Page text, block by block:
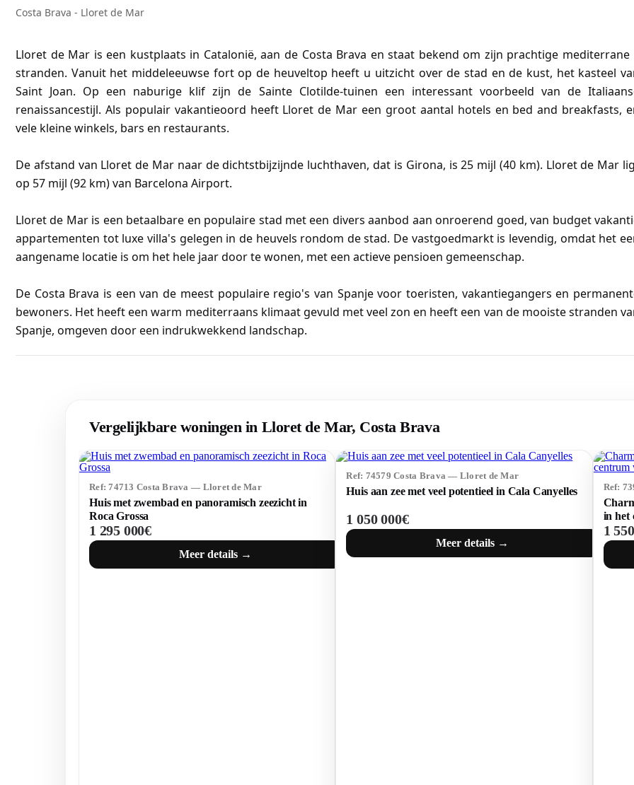
Costa Brava - Lloret de Mar
Lloret de Mar is een kustplaats in Catalonië, aan de Costa Brava en staat bekend om zijn prachtige mediterrane
stranden. Vanuit het middeleeuwse fort op de heuveltop heeft u uitzicht over de stad en de kust, het kasteel
Saint Joan. Op een naburige klif zijn de Sainte Clotilde-tuinen een interessant voorbeeld van de
renaissancestijl. Als populair vakantieoord heeft Lloret de Mar een groot aantal hotels en bed and breakfasts,
vele kleine winkels, bars en restaurants.
De afstand van Lloret de Mar naar de dichtstbijzijnde luchthaven, dat is Girona, is 25 mijl (40 km). Lloret de Mar
op 57 mijl (92 km) van Barcelona Airport.
Lloret de Mar is een betaalbare en populaire stad met een divers aanbod aan onroerend goed, van budget
appartementen tot luxe villa's gelegen in de heuvels rondom de stad. De vastgoedmarkt is levendig, omdat het
aangename locatie is om het hele jaar door te wonen, met een actieve pensioen gemeenschap.
De Costa Brava is een van de meest populaire regio's van Spanje voor toeristen, vakantiegangers en
bewoners. Het heeft een warm mediterraans klimaat gevuld met veel zon en heeft een van de mooiste stranden
Spanje, omgeven door een indrukwekkend landschap.
Vergelijkbare woningen in Lloret de Mar, Costa Brava
Ref: 74713 Costa Brava — Lloret de Mar
Huis met zwembad en panoramisch zeezicht in
Roca Grossa
1 295 000€
Meer details →
Ref: 74579 Costa Brava — Lloret de Mar
Huis aan zee met veel potentieel in Cala Canyelles
1 050 000€
Meer details →
Ref:
in het
1